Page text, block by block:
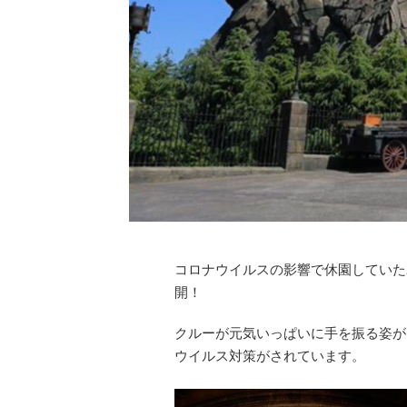
コロナウイルスの影響で休園してい
開！
クルーが元気いっぱいに手を振る姿
ウイルス対策がされています。